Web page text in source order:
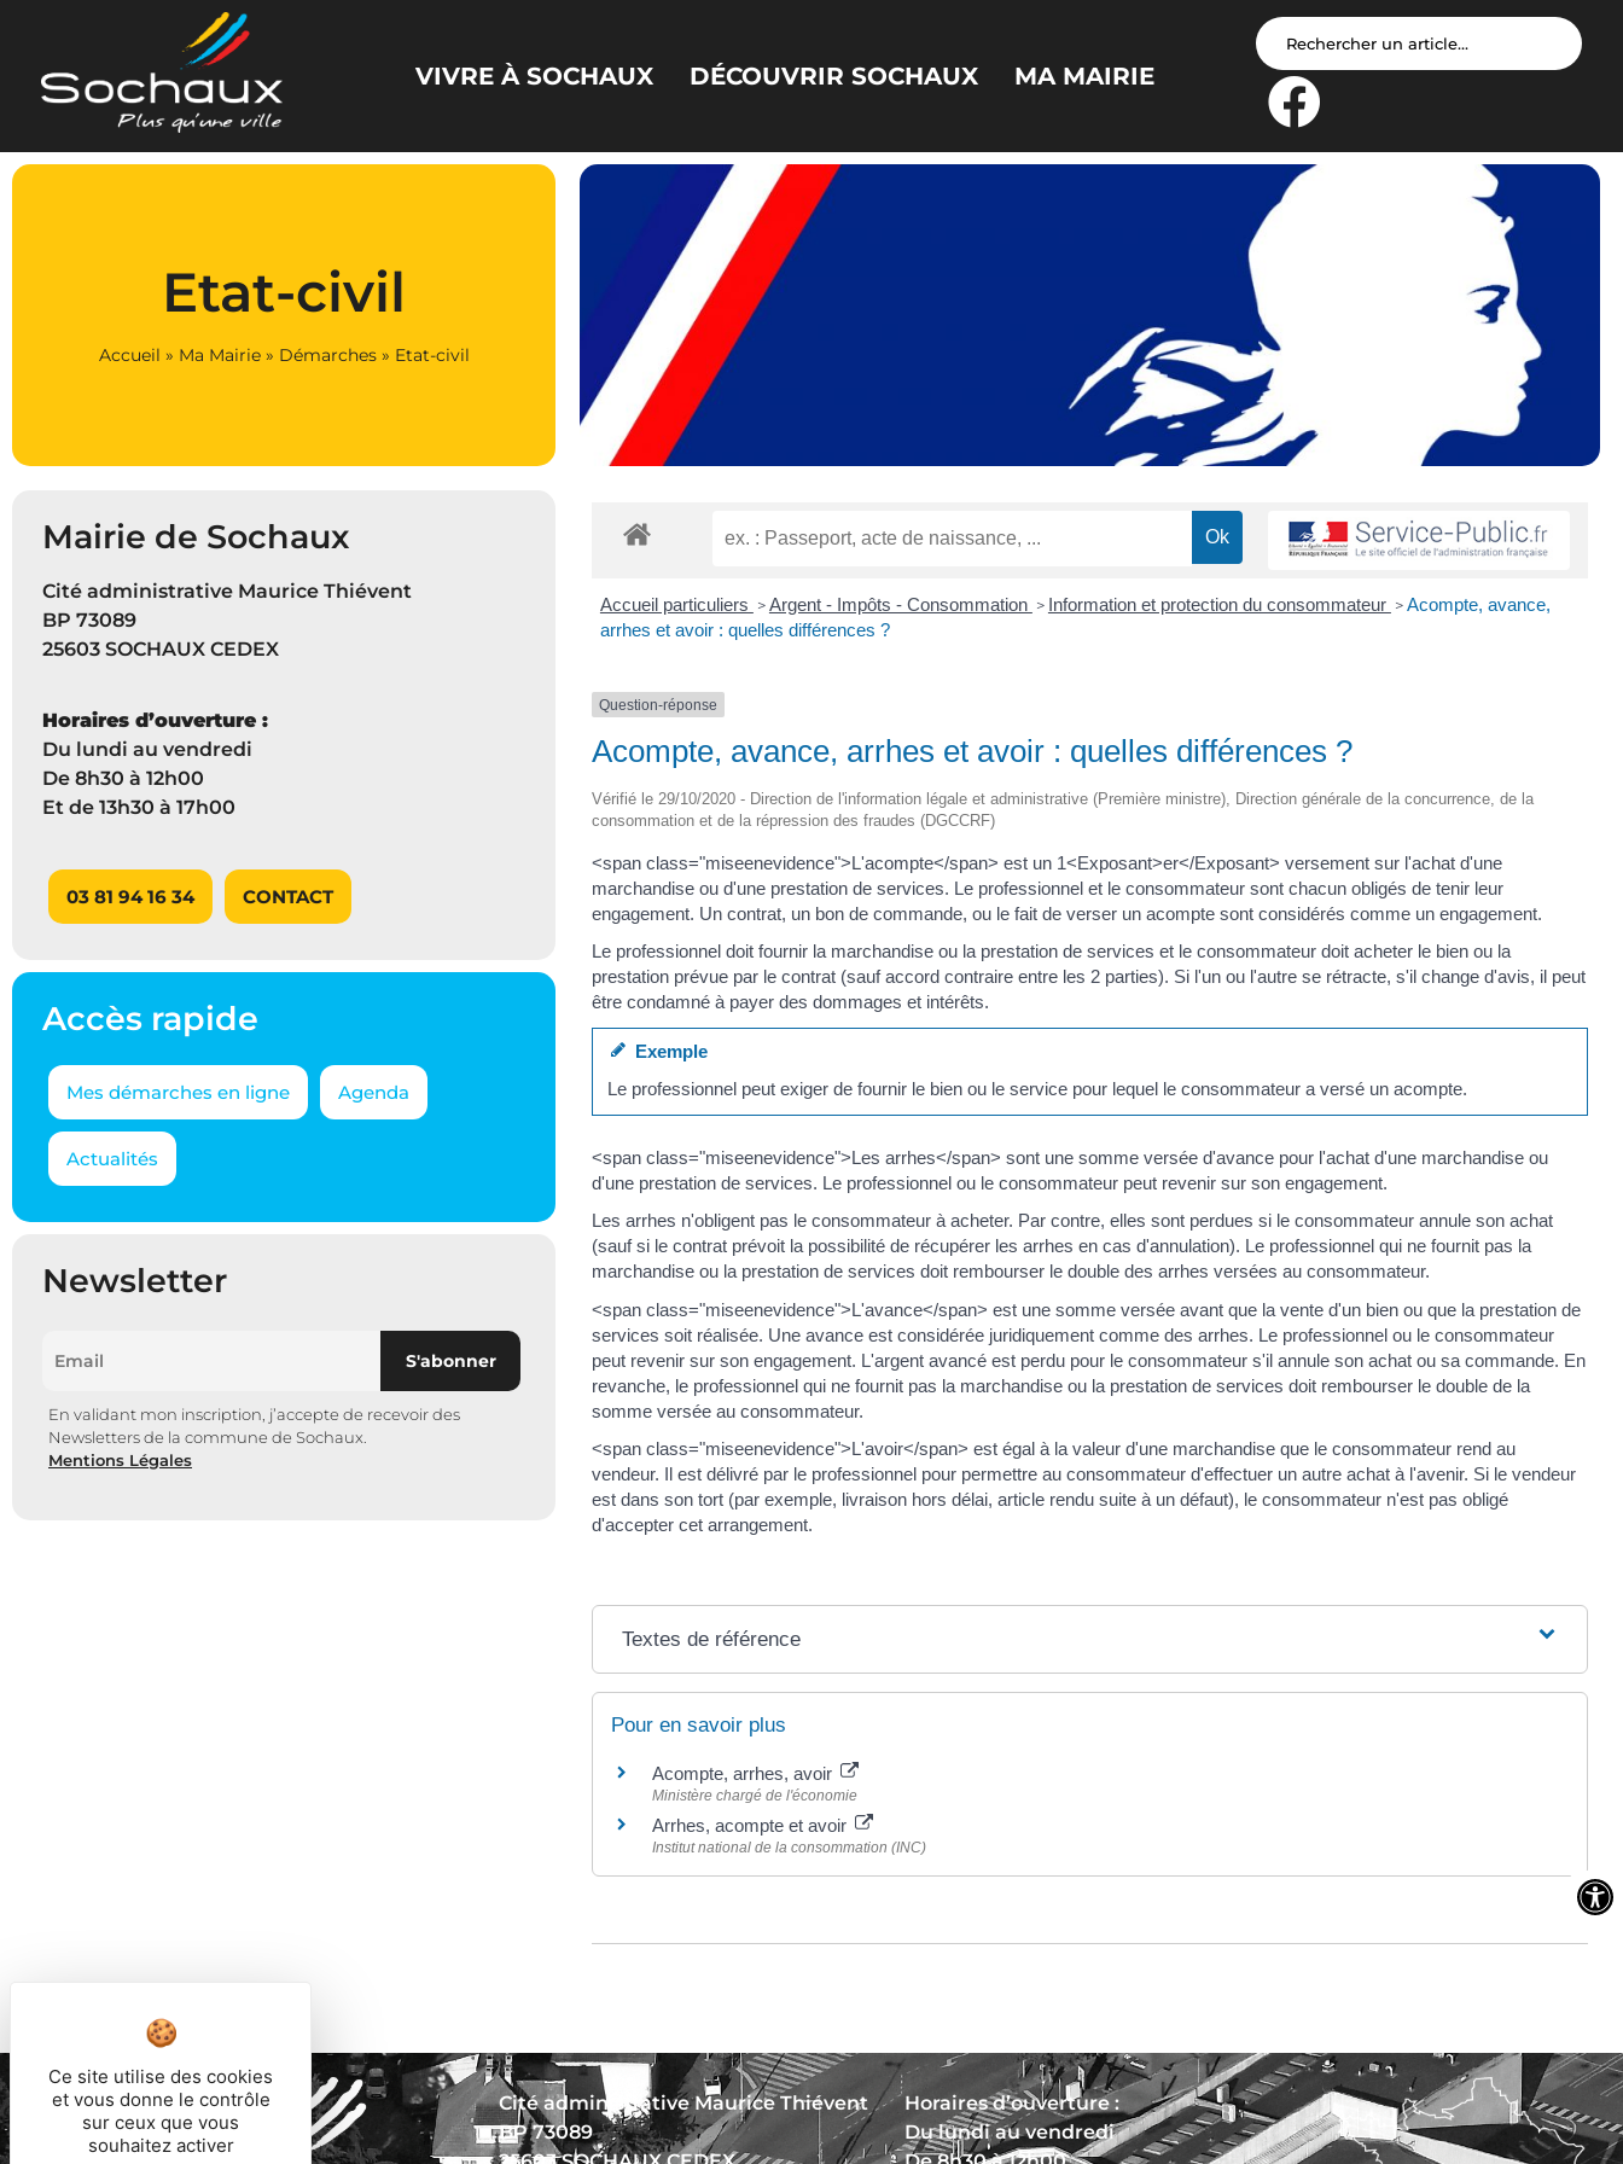
VIVRE À SOCHAUX DÉCOUVRIR SOCHAUX MA MAIRIE
Etat-civil
Accueil » Ma Mairie» Démarches» Etat-civil
Mairie de Sochaux
Cité administrative Maurice Thiévent
BP 73089
25603 SOCHAUX CEDEX
Horaires d’ouverture :
Du lundi au vendredi
De 8h30 à 12h00
Et de 13h30 à 17h00
03 81 94 16 34 CONTACT
Accès rapide
Mes démarches en ligne Agenda
Actualités
Newsletter
En validant mon inscription, j’accepte de recevoir des
Newsletters de la commune de Sochaux.
Mentions Légales
Accueil particuliers >Argent - Impôts - Consommation > Information et protection du consommateur >Acompte, avance,
arrhes et avoir : quelles différences ?
Question-réponse
Acompte, avance, arrhes et avoir : quelles différences ?
Vérifié le 29/10/2020 - Direction de l'information légale et administrative (Première ministre), Direction générale de la concurrence, de la
consommation et de la répression des fraudes (DGCCRF)
<span class="miseenevidence">L'acompte</span> est un 1<Exposant>er</Exposant> versement sur l'achat d'une
marchandise ou d'une prestation de services. Le professionnel et le consommateur sont chacun obligés de tenir leur
engagement. Un contrat, un bon de commande, ou le fait de verser un acompte sont considérés comme un engagement.
Le professionnel doit fournir la marchandise ou la prestation de services et le consommateur doit acheter le bien ou la
prestation prévue par le contrat (sauf accord contraire entre les 2 parties). Si l'un ou l'autre se rétracte, s'il change d'avis, il peut
être condamné à payer des dommages et intérêts.
Exemple
Le professionnel peut exiger de fournir le bien ou le service pour lequel le consommateur a versé un acompte.
<span class="miseenevidence">Les arrhes</span> sont une somme versée d'avance pour l'achat d'une marchandise ou
d'une prestation de services. Le professionnel ou le consommateur peut revenir sur son engagement.
Les arrhes n'obligent pas le consommateur à acheter. Par contre, elles sont perdues si le consommateur annule son achat
(sauf si le contrat prévoit la possibilité de récupérer les arrhes en cas d'annulation). Le professionnel qui ne fournit pas la
marchandise ou la prestation de services doit rembourser le double des arrhes versées au consommateur.
<span class="miseenevidence">L'avance</span> est une somme versée avant que la vente d'un bien ou que la prestation de
services soit réalisée. Une avance est considérée juridiquement comme des arrhes. Le professionnel ou le consommateur
peut revenir sur son engagement. L'argent avancé est perdu pour le consommateur s'il annule son achat ou sa commande. En
revanche, le professionnel qui ne fournit pas la marchandise ou la prestation de services doit rembourser le double de la
somme versée au consommateur.
<span class="miseenevidence">L'avoir</span> est égal à la valeur d'une marchandise que le consommateur rend au
vendeur. Il est délivré par le professionnel pour permettre au consommateur d'effectuer un autre achat à l'avenir. Si le vendeur
est dans son tort (par exemple, livraison hors délai, article rendu suite à un défaut), le consommateur n'est pas obligé
d'accepter cet arrangement.
Textes de référence
Pour en savoir plus
Acompte, arrhes, avoir
Ministère chargé de l'économie
Arrhes, acompte et avoir
Institut national de la consommation (INC)
Cité administrative Maurice Thiévent
BP 73089
Horaires d’ouverture :
Du lundi au vendredi
Panneau de gestion des cookies
Ce site utilise des cookies
et vous donne le contrôle
sur ceux que vous
souhaitez activer